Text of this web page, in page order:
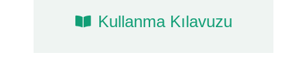
Kullanma Kılavuzu